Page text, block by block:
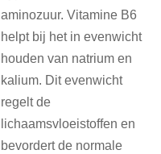
aminozuur. Vitamine B6
helpt bij het in evenwicht
houden van natrium en
kalium. Dit evenwicht
regelt de
lichaamsvloeistoffen en
bevordert de normale